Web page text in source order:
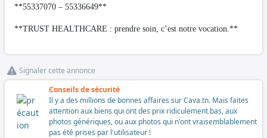
**55337070 – 55336649**
**TRUST HEALTHCARE : prendre soin, c’est notre vocation.**
Signaler cette annonce
Conseils de sécurité
Il y a des millions de bonnes affaires sur Cava.tn. Mais faites
attention aux biens qui ont des prix ridiculement bas, aux
photos génériques, ou aux photos qui n'ont vraisemblablement
pas été prises par l'utilisateur !